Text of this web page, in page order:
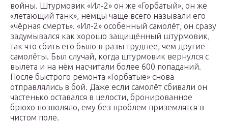
войны. Штурмовик «Ил-2» он же «Горбатый», он же
«летающий танк», немцы чаще всего называли его
«чёрная смерть». «Ил-2» особенный самолёт, он сразу
задумывался как хорошо защищённый штурмовик,
так что сбить его было в разы труднее, чем другие
самолёты. Был случай, когда штурмовик вернулся с
вылета и на нём насчитали более 600 попаданий.
После быстрого ремонта «Горбатые» снова
отправлялись в бой. Даже если самолёт сбивали он
частенько оставался в целости, бронированное
брюхо позволяло, ему без проблем приземлятся в
чистом поле.